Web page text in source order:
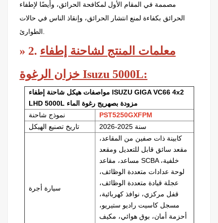
مصممة في المقام الأول لمكافحة الحرائق، وأيضًا لإطفاء
الحرائق بكفاءة لمنع انتشار الحرائق، وإنقاذ الناس في حالات
الطوارئ.
» 2. معلمات المنتج لشاحنة إطفاء
خزان الرغوة Isuzu 5000L:
مواصفات هيكل شاحنة إطفاء ISUZU GIGA VC66 4x2
LHD 5000L مزودة بصهريج رغوة الماء
نموذج شاحنة
PST5250GXFPM
تاريخ تصنيع الهيكل
سنة 2025-2026
سيارة أجرة
كابينة ذات صفين من المقاعد،
مقعد سائق قابل للتعديل ومقعد
مساعد، مقاعد SCBA خلفية،
لوحة عدادات متعددة الوظائف،
عجلة قيادة متعددة الوظائف،
قفل مركزي، نوافذ كهربائية،
مسجل كاسيت راديو ستيريو،
أحزمة أمان، بوق هوائي، مكيف